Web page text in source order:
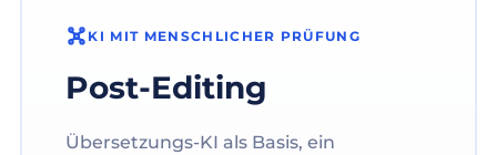
KI MIT MENSCHLICHER PRÜFUNG
Post-Editing
Übersetzungs-KI als Basis, ein